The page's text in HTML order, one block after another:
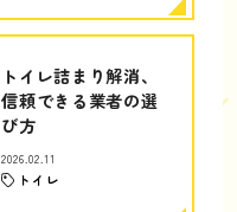
トイレ詰まり解消、
信頼できる業者の選
び方
2026.02.11
トイレ